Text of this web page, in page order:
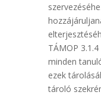
TÁMOP
minden
ezek
tároló